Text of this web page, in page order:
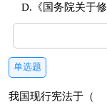
D.《国务院关于
单选题
我国现行宪法于